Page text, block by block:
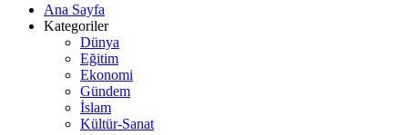
Ana Sayfa
Kategoriler
Dünya
Eğitim
Ekonomi
Gündem
İslam
Kültür-Sanat